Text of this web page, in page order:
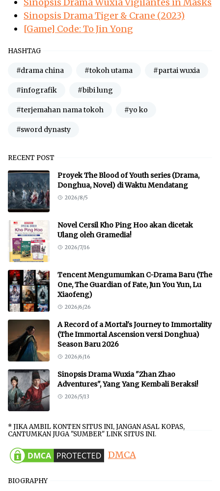
Sinopsis Drama Tiger & Crane (2023)
[Game] Code: To Jin Yong
HASHTAG
#drama china #tokoh utama #partai wuxia
#infografik #bibi lung
#terjemahan nama tokoh #yo ko
#sword dynasty
RECENT POST
Proyek The Blood of Youth series (Drama,
Donghua, Novel) di Waktu Mendatang
2026/8/5
Novel Cersil Kho Ping Hoo akan dicetak
Ulang oleh Gramedia!
2026/7/16
Tencent Mengumumkan C-Drama Baru (The
One, The Guardian of Fate, Jun You Yun, Lu
Xiaofeng)
2026/6/26
A Record of a Mortal's Journey to Immortality
(The Immortal Ascension versi Donghua)
Season Baru 2026
2026/6/16
Sinopsis Drama Wuxia "Zhan Zhao
Adventures", Yang Yang Kembali Beraksi!
2026/5/13
* JIKA AMBIL KONTEN SITUS INI, JANGAN ASAL KOPAS,
CANTUMKAN JUGA "SUMBER" LINK SITUS INI.
DMCA
BIOGRAPHY